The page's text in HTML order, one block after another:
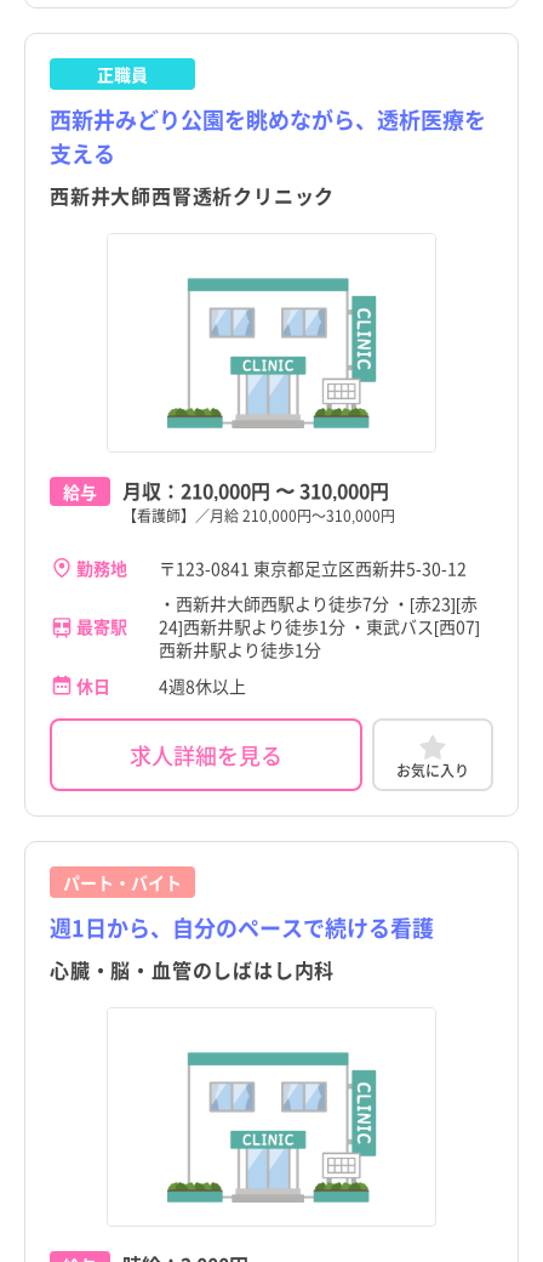
都道府県 すべて
北海道
岩手県
宮城県
秋田県
群馬県
中央区
港区
新宿区
江東区
世田谷区
渋谷区
荒川区
正職員
西新井みどり公園を眺めながら、透析医療を
支える
西新井大師西腎透析クリニック
給与 月収： 210,000円 〜310,000円
【看護師】／月給 210,000円～310,000円
勤務地 〒123-0841 東京都足立区西新井5-30-12
最寄駅
・西新井大師西駅より徒歩7分 ・[赤23][赤
24]西新井駅より徒歩1分 ・東武バス[西07]
西新井駅より徒歩1分
休日
4週8休以上
求人詳細を見る お気に入り
パート・バイト
週1日から、自分のペースで続ける看護
心臓・脳・血管のしばはし内科
都道府県 すべて
北海道
岩手県
宮城県
秋田県
群馬県
中央区
港区
新宿区
江東区
世田谷区
渋谷区
荒川区